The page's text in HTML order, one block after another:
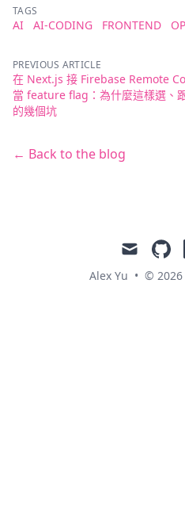
TAGS
AI AI-CODING FRONTEND
PREVIOUS ARTICLE
在 Next.js 接 Firebase Remote
當 feature flag：為什麼這樣選、
的幾個坑
← Back to the blog
mail
Alex Yu • © 2026